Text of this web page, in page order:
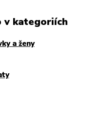
v kategoriích
a ženy